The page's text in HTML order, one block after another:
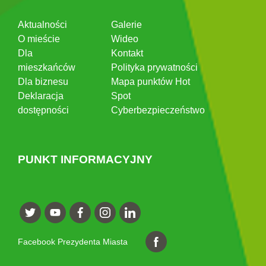
Aktualności
O mieście
Dla
mieszkańców
Dla biznesu
Deklaracja
dostępności
Galerie
Wideo
Kontakt
Polityka prywatności
Mapa punktów Hot
Spot
Cyberbezpieczeństwo
PUNKT INFORMACYJNY
Facebook Prezydenta Miasta